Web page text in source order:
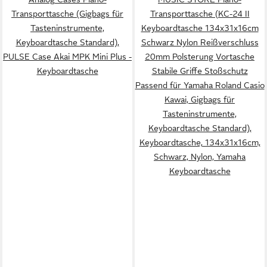
Transporttasche (Gigbags für
Tasteninstrumente,
Keyboardtasche Standard),
PULSE Case Akai MPK Mini Plus -
Keyboardtasche
Transporttasche (KC-24 II
Keyboardtasche 134x31x16cm
Schwarz Nylon Reißverschluss
20mm Polsterung Vortasche
Stabile Griffe Stoßschutz
Passend für Yamaha Roland Casio
Kawai, Gigbags für
Tasteninstrumente,
Keyboardtasche Standard),
Keyboardtasche, 134x31x16cm,
Schwarz, Nylon, Yamaha
Keyboardtasche